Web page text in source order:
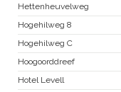
Hettenheuvelweg
Hogehilweg 8
Hogehilweg C
Hoogoorddreef
Hotel Levell